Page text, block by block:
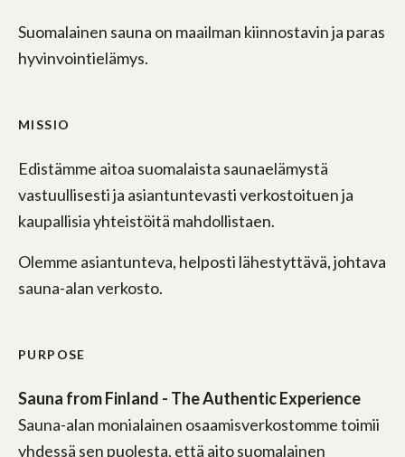
Suomalainen sauna on maailman kiinnostavin ja paras
hyvinvointielämys.
MISSIO
Edistämme aitoa suomalaista saunaelämystä
vastuullisesti ja asiantuntevasti verkostoituen ja
kaupallisia yhteistöitä mahdollistaen.
Olemme asiantunteva, helposti lähestyttävä, johtava
sauna-alan verkosto.
PURPOSE
Sauna from Finland - The Authentic Experience
Sauna-alan monialainen osaamisverkostomme toimii
yhdessä sen puolesta, että aito suomalainen